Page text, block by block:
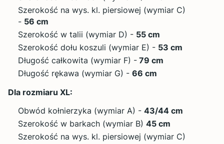
Szerokość na wys. kl. piersiowej (wymiar C)
- 56 cm
Szerokość w talii (wymiar D) - 55 cm
Szerokość dołu koszuli (wymiar E) - 53 cm
Długość całkowita (wymiar F) - 79 cm
Długość rękawa (wymiar G) - 66 cm
Dla rozmiaru XL:
Obwód kołnierzyka (wymiar A) - 43/44 cm
Szerokość w barkach (wymiar B) 45 cm
Szerokość na wys. kl. piersiowej (wymiar C)